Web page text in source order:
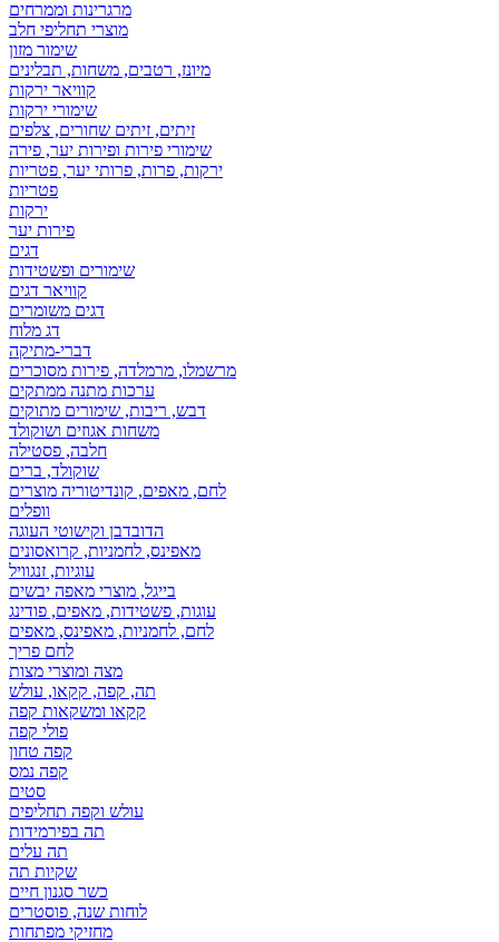
מרגרינות וממרחים
מוצרי תחליפי חלב
שימור מזון
מיונז, רטבים, משחות, תבלינים
קוויאר ירקות
שימורי ירקות
זיתים, זיתים שחורים, צלפים
שימורי פירות ופירות יער, פירה
ירקות, פרות, פרותי יער, פטריות
פטריות
ירקות
פירות יער
דגים
שימורים ופשטידות
קוויאר דגים
דגים משומרים
דג מלוח
דברי-מתיקה
מרשמלו, מרמלדה, פירות מסוכרים
ערכות מתנה ממתקים
דבש, ריבות, שימורים מתוקים
משחות אגוזים ושוקולד
חלבה, פסטילה
שוקולד, ברים
לחם, מאפים, קונדיטוריה מוצרים
וופלים
הדובדבן וקישוטי העוגה
מאפינס, לחמניות, קרואסונים
עוגיות, זנגוויל
בייגל, מוצרי מאפה יבשים
עוגות, פשטידות, מאפים, פודינג
לחם, לחמניות, מאפינס, מאפים
לחם פריך
מצה ומוצרי מצות
תה, קפה, קקאו, עולש
קקאו ומשקאות קפה
פולי קפה
קפה טחון
קפה נמס
סטים
עולש וקפה תחליפים
תה בפירמידות
תה עלים
שקיות תה
כשר סגנון חיים
לוחות שנה, פוסטרים
מחזיקי מפתחות